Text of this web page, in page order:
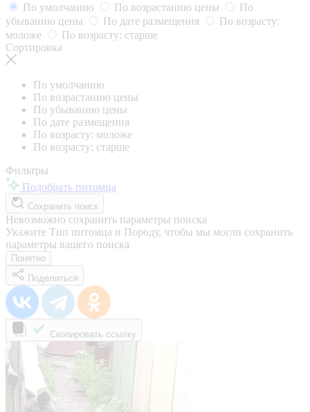
По умолчанию
По возрастанию цены
По
убыванию цены
По дате размещения
По возрасту:
моложе
По возрасту: старше
Сортировка
По умолчанию
По возрастанию цены
По убыванию цены
По дате размещения
По возрасту: моложе
По возрасту: старше
Фильтры
Подобрать питомца
Сохранить поиск
Невозможно сохранить параметры поиска
Укажите Тип питомца и Породу, чтобы мы могли сохранить
параметры вашего поиска
Понятно
Поделиться
Скопировать ссылку